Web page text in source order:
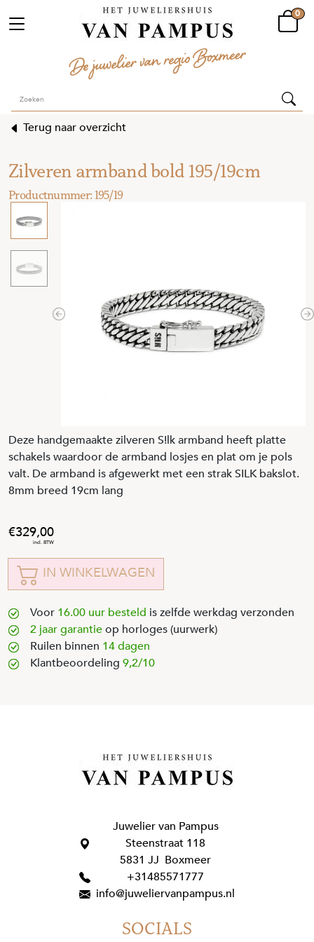
0
Terug naar overzicht
Zilveren armband bold 195/19cm
Previous
Deze handgemaakte zilveren S!lk armband heeft platte
schakels waardoor de armband losjes en plat om je pols
valt. De armband is afgewerkt met een strak SILK bakslot.
8mm breed 19cm lang
329,00
IN WINKELWAGEN
Voor 16.00 uur besteld is zelfde werkdag verzonden
2 jaar garantieop horloges (uurwerk)
Ruilen binnen 14 dagen
Klantbeoordeling 9,2/10
Juwelier van Pampus
Steenstraat 118
5831 JJ Boxmeer
+31485571777
info@juweliervanpampus.nl
SOCIALS